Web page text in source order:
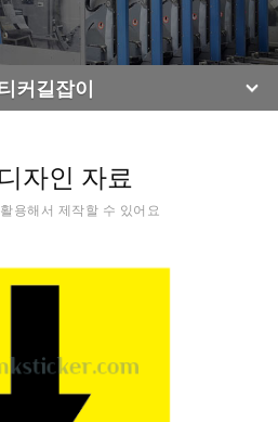
커길잡이
자인 자료
용해서 제작할 수 있어요